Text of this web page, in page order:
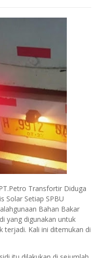
Transfortir Diduga
Solar Setiap SPBU
Bahan Bakar
yang digunakan untuk
terjadi. Kali ini ditemukan di